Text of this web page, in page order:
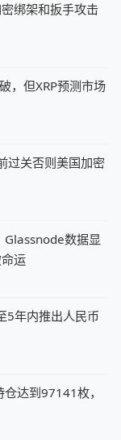
绑架和扳手攻击
，但XRP预测市场
过关否则美国加密
Glassnode数据显
运
5年内推出人民币
达到97141枚，